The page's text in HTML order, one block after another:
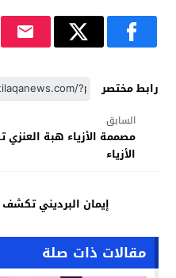
رابط مختصر
السابق
مصممة الأزياء هبة
الأزياء
إيمان البرديني
مقالات ذات صلة